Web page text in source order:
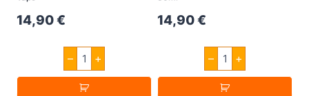
14,90€
–
Pinkman
Aroma
30ml
Vampire
+
14,90€
–
Vampire
Vape
Cool
Red
+